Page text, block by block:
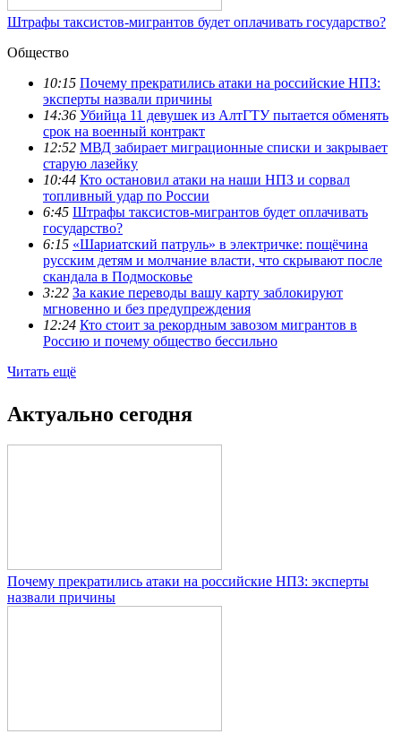
Штрафы таксистов-мигрантов будет оплачивать государство?
Общество
10:15 Почему прекратились атаки на российские НПЗ:
эксперты назвали причины
14:36 Убийца 11 девушек из АлтГТУ пытается обменять
срок на военный контракт
12:52 МВД забирает миграционные списки и закрывает
старую лазейку
10:44 Кто остановил атаки на наши НПЗ и сорвал
топливный удар по России
6:45 Штрафы таксистов-мигрантов будет оплачивать
государство?
6:15 «Шариатский патруль» в электричке: пощёчина
русским детям и молчание власти, что скрывают после
скандала в Подмосковье
3:22 За какие переводы вашу карту заблокируют
мгновенно и без предупреждения
12:24 Кто стоит за рекордным завозом мигрантов в
Россию и почему общество бессильно
Читать ещё
Актуально сегодня
Почему прекратились атаки на российские НПЗ: эксперты
назвали причины